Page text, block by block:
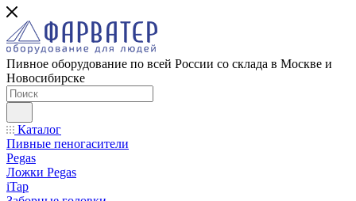
Пивное оборудование по всей России со склада в Москве и
Новосибирске
Каталог
Пивные пеногасители
Pegas
Ложки Pegas
iTap